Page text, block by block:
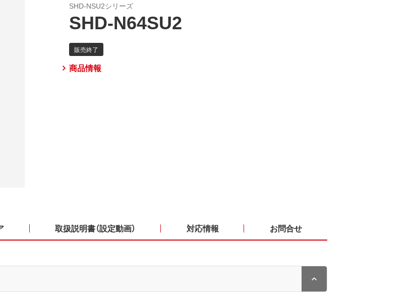
SHD-NSU2シリーズ
SHD-N64SU2
商品情報
取扱説明書（設定動画） 対応情報 お問合せ